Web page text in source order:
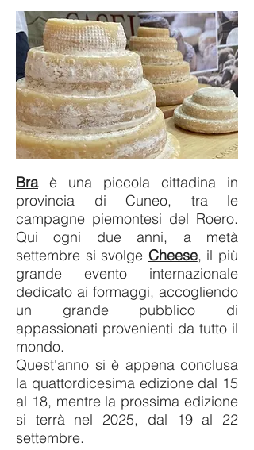
Braè una piccola cittadina in
provincia di Cuneo, tra le
campagne piemontesi del Roero.
Qui ogni due anni, a metà
settembre si svolge Cheese, il più
grande evento internazionale
dedicato ai formaggi, accogliendo
un grande pubblico di
appassionati provenienti da tutto il
mondo.
Quest'anno si è appena conclusa
la quattordicesima edizione dal 15
al 18, mentre la prossima edizione
si terrà nel 2025, dal 19 al 22
settembre.